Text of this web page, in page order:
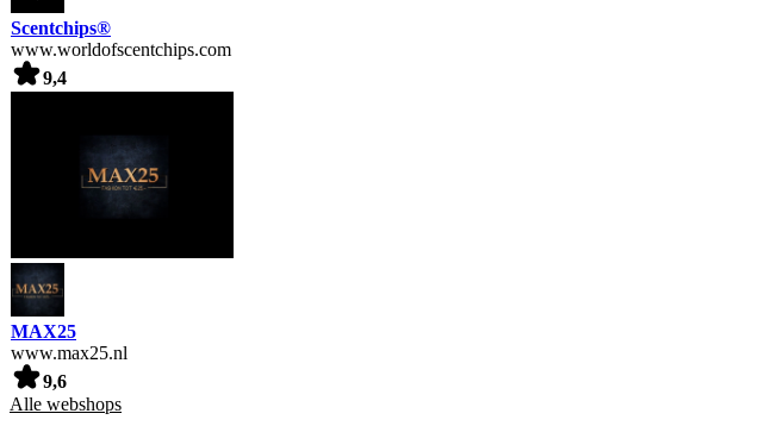
Scentchips®
www.worldofscentchips.com
9,4
MAX25
www.max25.nl
9,6
Alle webshops